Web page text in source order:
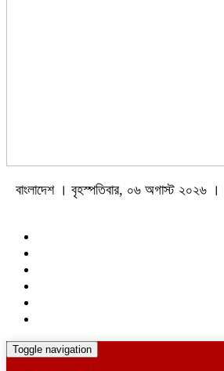
বাংলাদেশ । বৃহস্পতিবার, ০৬ অগাস্ট ২০২৬
Toggle navigation